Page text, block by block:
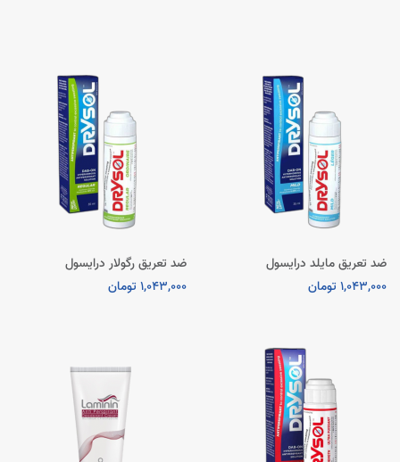
ضد تعریق مایلد درایسول
1,043,000 تومان
ضد تعریق رگولار درایسول
1,043,000 تومان